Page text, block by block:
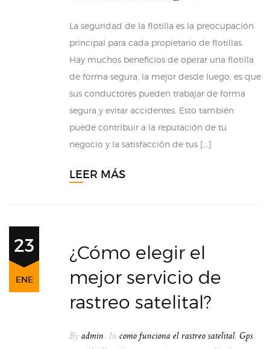
La seguridad de la flotilla es la preocupación
principal para cada propietario de flotillas.
Hay muchos beneficios de operar una flotilla
de forma segura, la mejor desde luego, es que
sus conductores pueden trabajar de forma
segura y evitar accidentes. Esto también
puede contribuir a la reputación de tu
negocio y la satisfacción de tus […]
LEER MÁS
23
ENE
¿Cómo elegir el
mejor servicio de
rastreo satelital?
By admin In como funciona el rastreo satelital, Gps